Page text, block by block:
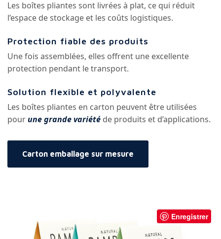
Les boîtes pliantes sont livrées à plat, ce qui réduit
l’espace de stockage et les coûts logistiques.
Protection fiable des produits
Une fois assemblées, elles offrent une excellente
protection pendant le transport.
Solution flexible et polyvalente
Les boîtes pliantes en carton peuvent être utilisées
pourune grande variété de produits et d’applications.
Carton emballage sur mesure
Enregistrer